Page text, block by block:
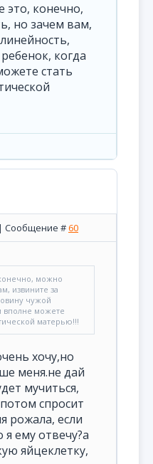
это, конечно,
но зачем вам,
когда
стать
| Сообщение #60
можно
извините за
чужой
вполне можете
матерью!!!
хочу,но
меня.не дай
мучиться,
спросит
рожала, если
я ему отвечу?а
яйцеклетку,